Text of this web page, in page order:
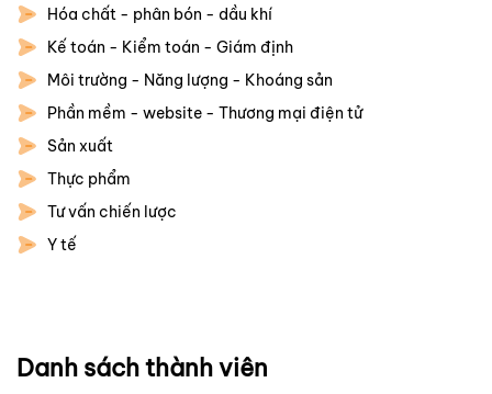
Hóa chất - phân bón - dầu khí
Kế toán - Kiểm toán - Giám định
Môi trường - Năng lượng - Khoáng sản
Phần mềm - website - Thương mại điện tử
Sản xuất
Thực phẩm
Tư vấn chiến lược
Y tế
Danh sách thành viên